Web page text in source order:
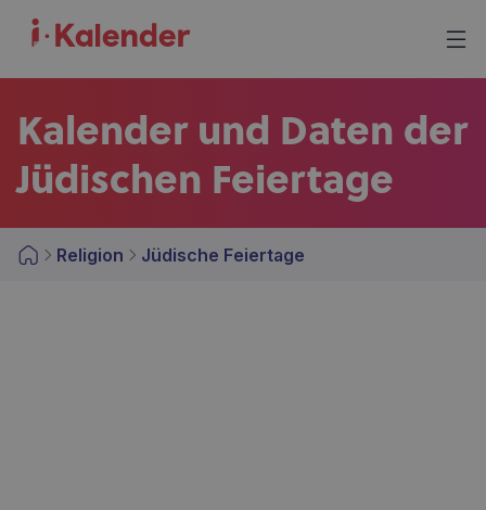
Kalender und Daten der
Jüdischen Feiertage
Religion Jüdische Feiertage